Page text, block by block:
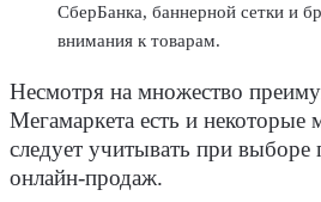
СберБанка, баннерной сетки и
внимания к товарам.
Несмотря на множество
Мегамаркета есть и некоторые
следует учитывать при
онлайн-продаж.